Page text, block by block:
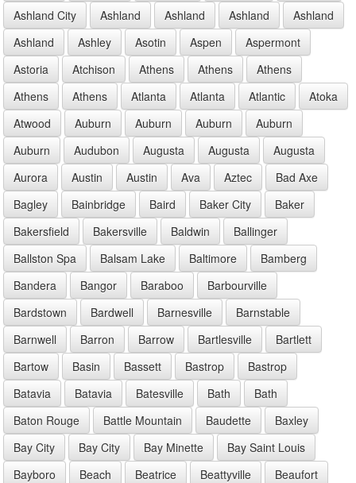
Ashland City
Ashland Ashland Ashland
Ashland
Ashland
Ashley Asotin Aspen
Aspermont
Astoria
Atchison Athens Athens
Athens
Athens
Athens Atlanta Atlanta Atlantic
Atoka
Atwood
Auburn Auburn Auburn
Auburn
Auburn
Audubon Augusta Augusta
Augusta
Aurora
Austin Austin Ava Aztec
Bad Axe
Bagley
Bainbridge Baird Baker City
Baker
Bakersfield
Bakersville Baldwin
Ballinger
Ballston Spa
Balsam Lake Baltimore
Bamberg
Bandera
Bangor Baraboo
Barbourville
Bardstown
Bardwell Barnesville
Barnstable
Barnwell
Barron Barrow Bartlesville
Bartlett
Bartow
Basin Bassett Bastrop
Bastrop
Batavia
Batavia Batesville Bath
Bath
Baton Rouge
Battle Mountain Baudette
Baxley
Bay City
Bay City Bay Minette
Bay Saint Louis
Bayboro
Beach Beatrice Beattyville
Beaufort